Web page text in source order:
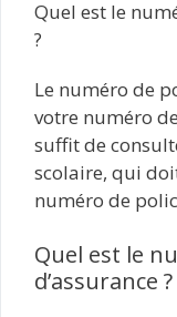
Quel est le
?
Le numéro de
votre numéro
suffit de
scolaire, qui
numéro de
Quel est le
d’assurance ?